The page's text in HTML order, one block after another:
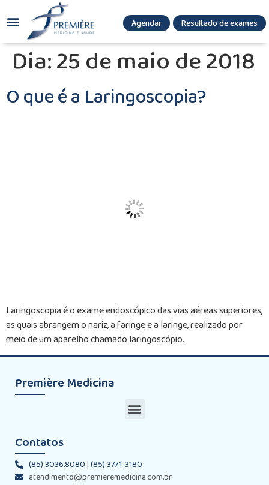
Agendar Resultado de exames
Dia:25 de maio de 2018
O que é a Laringoscopia?
Laringoscopia é o exame endoscópico das vias aéreas superiores,
as quais abrangem o nariz, a faringe e a laringe, realizado por
meio de um aparelho chamado laringoscópio.
Première Medicina
Contatos
(85) 3036.8080|(85) 3771-3180
atendimento@premieremedicina.com.br